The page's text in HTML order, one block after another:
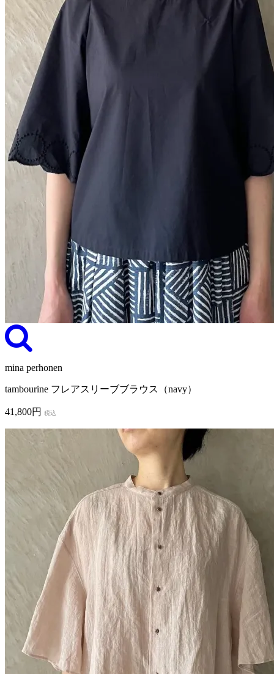
mina perhonen
tambourine フレアスリーブブラウス（navy）
41,800円 税込